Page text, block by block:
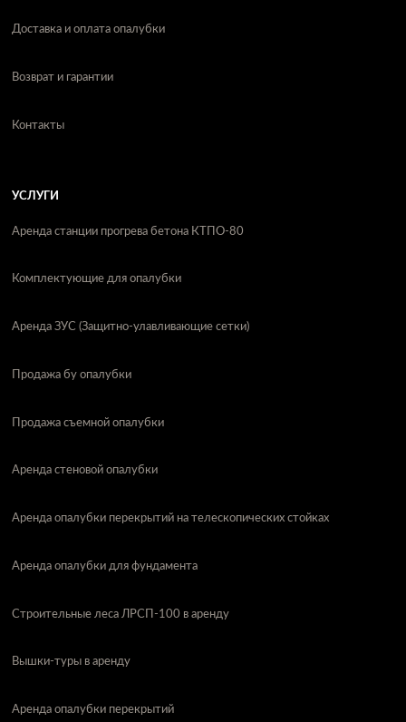
Доставка и оплата опалубки
Возврат и гарантии
Контакты
УСЛУГИ
Аренда станции прогрева бетона КТПО-80
Комплектующие для опалубки
Аренда ЗУС (Защитно-улавливающие сетки)
Продажа бу опалубки
Продажа съемной опалубки
Аренда стеновой опалубки
Аренда опалубки перекрытий на телескопических стойках
Аренда опалубки для фундамента
Строительные леса ЛРСП-100 в аренду
Вышки-туры в аренду
Аренда опалубки перекрытий